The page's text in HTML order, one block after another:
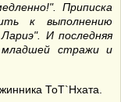
Приписка
к выполнению
И последняя
младшей стражи и
ТоТ`Нхата.